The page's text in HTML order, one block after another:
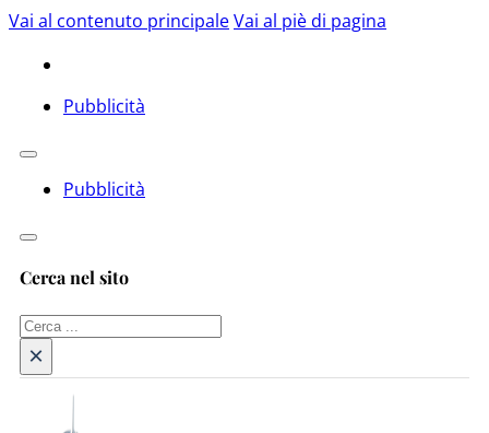
Vai al contenuto principaleVai al piè di pagina
Pubblicità
Pubblicità
Cerca nel sito
Cerca
×